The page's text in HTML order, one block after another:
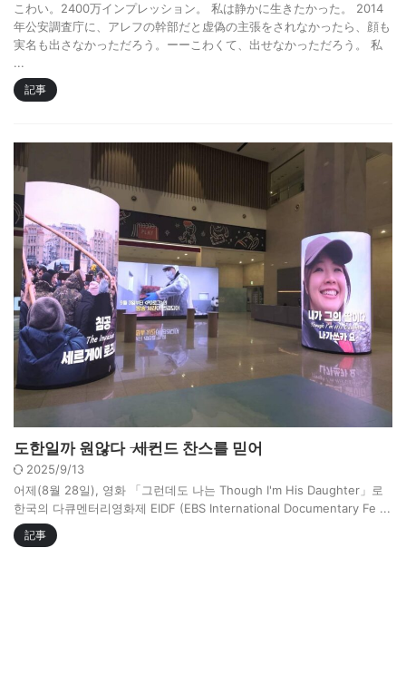
こわい。2400万インプレッション。 私は静かに生きたかった。 2014
年公安調査庁に、アレフの幹部だと虚偽の主張をされなかったら、顔も
実名も出さなかっただろう。ーーこわくて、出せなかっただろう。 私
...
記事
도한일까 원않다 ―― 세컨드 찬스를 믿어
2025/9/13
어제(8월 28일), 영화 「그런데도 나는 Though I'm His Daughter」로
한국의 다큐멘터리영화제 EIDF (EBS International Documentary Fe ...
記事